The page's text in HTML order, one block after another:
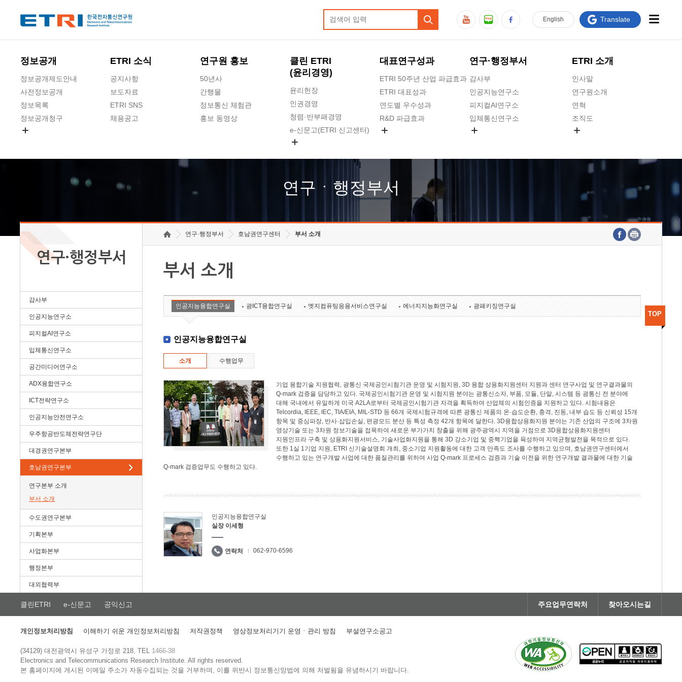
정보공개
정보공개제도안내
사전정보공개
정보목록
정보공개청구
ETRI 소식
공지사항
보도자료
ETRI SNS
채용공고
연구원 홍보
50년사
간행물
정보통신 체험관
홍보 동영상
클린 ETRI
(윤리경영)
윤리헌장
인권경영
청렴·반부패경영
e-신문고(ETRI 신고센터)
고객의소리
수의계약 현황
대표연구성과
ETRI 50주년 산업 파급효과
ETRI 대표성과
연도별 우수성과
R&D 파급효과
연구·행정부서
감사부
인공지능연구소
피지컬AI연구소
입체통신연구소
호남권연구본부
기획본부
ETRI 소개
인사말
연구원소개
연혁
조직도
연구원 고객헌장
주요업무연락처
English Translate
연구ㆍ행정부서
연구·행정부서
감사부
인공지능연구소
피지컬AI연구소
입체통신연구소
공간미디어연구소
ADX융합연구소
ICT전략연구소
인공지능안전연구소
우주항공반도체전략연구단
대경권연구본부
호남권연구본부
연구본부 소개
부서 소개
수도권연구본부
기획본부
사업화본부
행정본부
대외협력부
연구·행정부서 호남권연구센터 부서 소개
부서 소개
인공지능융합연구실 광ICT융합연구실 엣지컴퓨팅응용서비스연구실 에너지지능화연구실 광패키징연구실
인공지능융합연구실
소개 수행업무
기업 융합기술 지원협력, 광통신 국제공인시험기관 운영 및 시험지원, 3D 융합 상용화지원센터 지원과 센터 연구사업 및 연구결과물의
Q-mark 검증을 담당하고 있다. 국제공인시험기관 운영 및 시험지원 분야는 광통신소자, 부품, 모듈, 단말, 시스템 등 광통신 전 분야에
대해 국내에서 유일하게 미국 A2LA로부터 국제공인시험기관 자격을 획득하여 산업체의 시험인증을 지원하고 있다. 시험내용은
Telcordia, IEEE, IEC, TIA/EIA, MIL-STD 등 66개 국제시험규격에 따른 광통신 제품의 온·습도순환, 충격, 진동, 내부 습도 등 신뢰성 15개
항목 및 중심파장, 반사·삽입손실, 편광모드 분산 등 특성 측정 42개 항목에 달한다. 3D융합상용화지원 분야는 기존 산업의 구조에 3차원
영상기술 또는 3차원 정보기술을 접목하여 새로운 부가가치 창출을 위해 광주광역시 지역을 거점으로 3D융합상용화지원센터
지원인프라 구축 및 상용화지원서비스, 기술사업화지원을 통해 3D 강소기업 및 중핵기업을 육성하여 지역균형발전을 목적으로 있다.
또한 1실 1기업 지원, ETRI 신기술설명회 개최, 중소기업 지원활동에 대한 고객 만족도 조사를 수행하고 있으며, 호남권연구센터에서
수행하고 있는 연구개발 사업에 대한 품질관리를 위하여 사업 Q-mark 프로세스 검증과 기술 이전을 위한 연구개발 결과물에 대한 기술
Q-mark 검증업무도 수행하고 있다.
인공지능융합연구실
실장 이세형
연락처 062-970-6596
TOP
클린ETRI e-신문고 공익신고 주요업무연락처 찾아오시는길
개인정보처리방침 이해하기 쉬운 개인정보처리방침 저작권정책 영상정보처리기기 운영ㆍ관리 방침 부설연구소공고
(34129) 대전광역시 유성구 가정로 218, TEL 1466-38
Electronics and Telecommunications Research Institute.All rights reserved.
본 홈페이지에 게시된 이메일 주소가 자동수집되는 것을 거부하며, 이를 위반시 정보통신망법에 의해 처벌됨을 유념하시기 바랍니다.